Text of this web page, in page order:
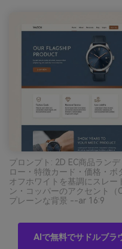
プロンプト: 2D EC商品ラン
ロー・特徴カード・価格・ボ
オフホワイトを基調にスレー
ン・コッパーのアクセント（
プレーンな背景 --ar 16:9
AIで無料でサドルブラ